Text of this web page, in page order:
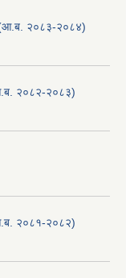
(आ.ब. २०८३-२०८४)
२०८२-२०८३)
२०८१-२०८२)